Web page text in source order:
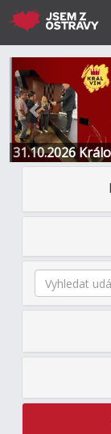
31.10.2026
Restaurace a
Předchozí